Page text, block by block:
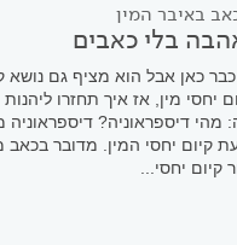
באיבר המין
בלי כאבים
כבר כאן אבל הוא מציף גם
מין, אז איך תחזרו
דיספראוניה? דיספראוניה
קיום יחסי המין. מדובר
יחסי...